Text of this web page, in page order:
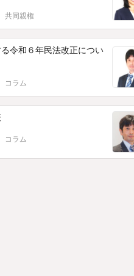
共同親権
令和６年民法改正につい
コラム
コラム